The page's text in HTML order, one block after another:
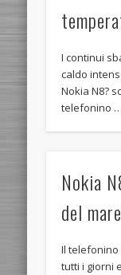
I continui
caldo
Nokia N8?
telefonino …
Nokia
del
Il telefonino
tutti i giorni